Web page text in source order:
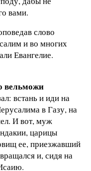
вами.
слово
и во многих
Евангелие.
вельможи
встань и иди на
в Газу, на
И вот, муж
царицы
ее, приезжавший
и, сидя на